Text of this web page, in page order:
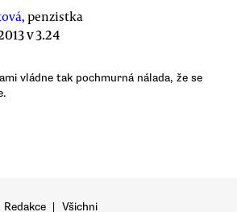
, penzistka
v 3.24
vládne tak pochmurná nálada, že se
Redakce | Všichni